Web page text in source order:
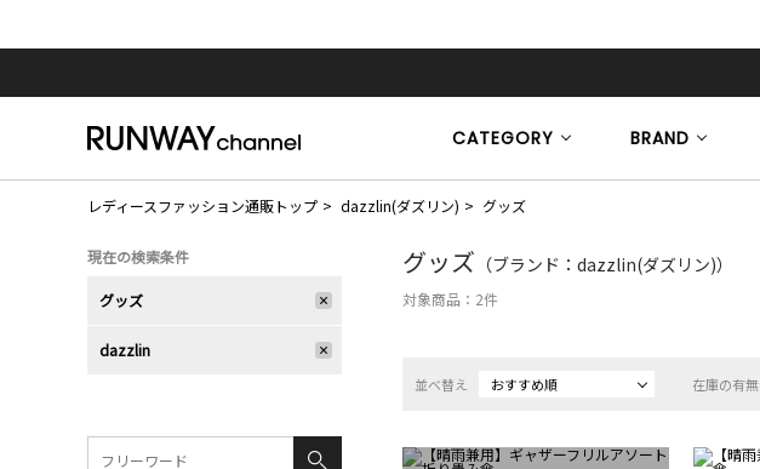
CATEGORY BRAND
レディースファッション通販トップ dazzlin(ダズリン) グッズ
グッズ （ブランド：dazzlin(ダズリン)）
対象商品： 2件
並べ替え おすすめ順 在庫の有無
現在の検索条件
グッズ
dazzlin